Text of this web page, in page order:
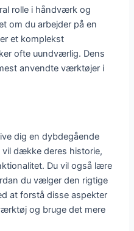
rolle i håndværk og
om du arbejder på en
et komplekst
ofte uundværlig. Dens
anvendte værktøjer i
dig en dybdegående
dække deres historie,
Du vil også lære
du vælger den rigtige
at forstå disse aspekter
og bruge det mere